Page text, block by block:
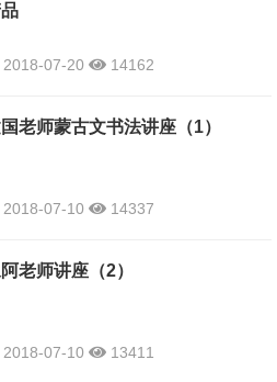
2018-07-20 14162
老师蒙古文书法讲座（1）
2018-07-10 14337
老师讲座（2）
2018-07-10 13411